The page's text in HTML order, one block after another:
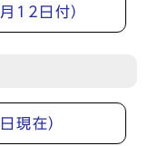
12日付）
現在）